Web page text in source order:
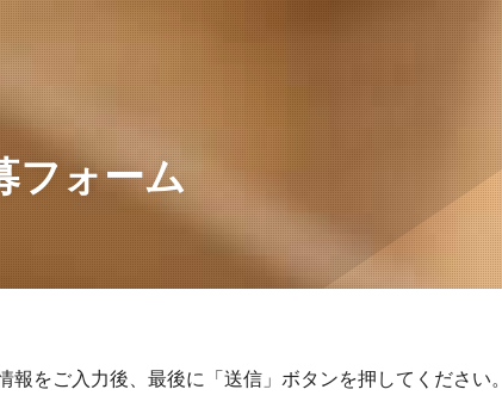
フォーム
報をご入力後、最後に「送信」ボタンを押してください。